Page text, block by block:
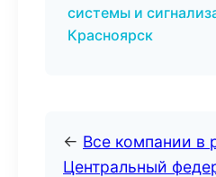
системы и
Красноярск
← Все компании в
Центральный